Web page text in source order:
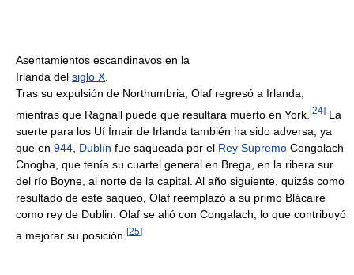
Asentamientos escandinavos en la
Irlanda del siglo X.
Tras su expulsión de Northumbria, Olaf regresó a Irlanda,
mientras que Ragnall puede que resultara muerto en York. [24] La
suerte para los Uí Ímair de Irlanda también ha sido adversa, ya
que en 944 Dublín fue saqueada por el Rey Supremo Congalach
Cnogba, que tenía su cuartel general en Brega, en la ribera sur
del río Boyne, al norte de la capital. Al año siguiente, quizás como
resultado de este saqueo, Olaf reemplazó a su primo Blácaire
como rey de Dublin. Olaf se alió con Congalach, lo que contribuyó
a mejorar su posición. [25]